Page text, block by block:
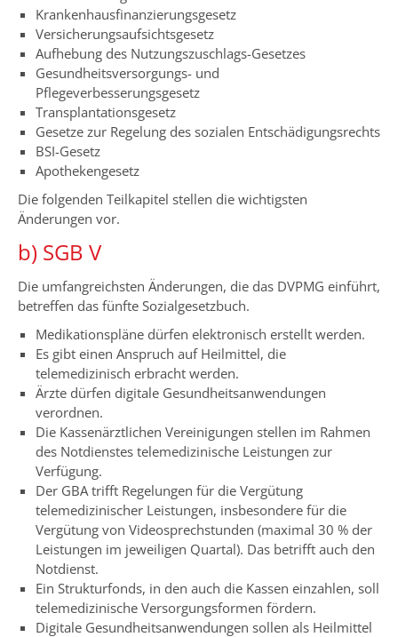
Krankenhausfinanzierungsgesetz
Versicherungsaufsichtsgesetz
Aufhebung des Nutzungszuschlags-Gesetzes
Gesundheitsversorgungs- und
Pflegeverbesserungsgesetz
Transplantationsgesetz
Gesetze zur Regelung des sozialen Entschädigungsrechts
BSI-Gesetz
Apothekengesetz
Die folgenden Teilkapitel stellen die wichtigsten
Änderungen vor.
b) SGB V
Die umfangreichsten Änderungen, die das DVPMG einführt,
betreffen das fünfte Sozialgesetzbuch.
Medikationspläne dürfen elektronisch erstellt werden.
Es gibt einen Anspruch auf Heilmittel, die
telemedizinisch erbracht werden.
Ärzte dürfen digitale Gesundheitsanwendungen
verordnen.
Die Kassenärztlichen Vereinigungen stellen im Rahmen
des Notdienstes telemedizinische Leistungen zur
Verfügung.
Der GBA trifft Regelungen für die Vergütung
telemedizinischer Leistungen, insbesondere für die
Vergütung von Videosprechstunden (maximal 30 % der
Leistungen im jeweiligen Quartal). Das betrifft auch den
Notdienst.
Ein Strukturfonds, in den auch die Kassen einzahlen, soll
telemedizinische Versorgungsformen fördern.
Digitale Gesundheitsanwendungen sollen als Heilmittel